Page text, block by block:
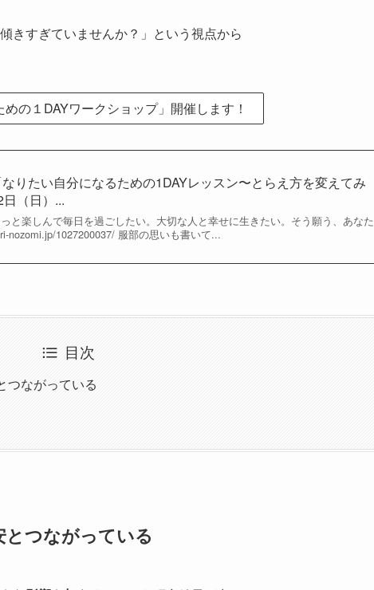
きすぎていませんか？」という視点から
の１DAYワークショップ」開催します！
りたい自分になるための1DAYレッスン〜とらえ方を変えてみ
（日）...
と楽しんで毎日を過ごしたい。大切な人と幸せに生きたい。そう願う、あなた
nozomi.jp/1027200037/ 服部の思いも書いて...
目次
つながっている
つながっている